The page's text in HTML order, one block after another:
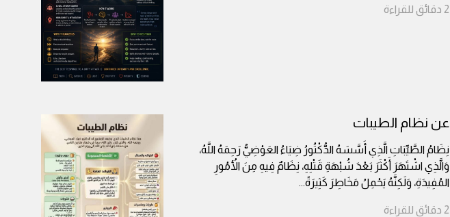
2 دقائق للقراءة
عن نظام الطيبات
نِظَامُ الطَّيِّبَاتِ الَّذِي أَسَّسَهُ الدُّكْتُورُ ضِيَاءُ العَوْضِيُّ رَحِمَهُ اللَّهُ،
وَالَّذِي اشْتَهَرَ أَكْثَرَ بَعْدَ شُبْهَةِ قَتْلِهِ، نِظَامٌ فِيهِ مِنَ الأُمُورِ
المُفِيدَةِ، وَلَكِنَّهُ يَحْمِلُ مَخَاطِرَ كَثِيرَةً...
2 دقائق للقراءة